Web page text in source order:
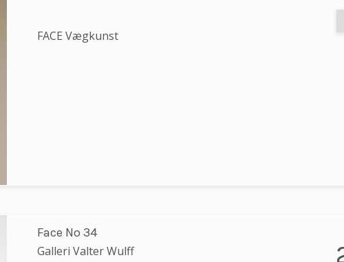
FACE Vægkunst
Face No 34
Galleri Valter Wulff